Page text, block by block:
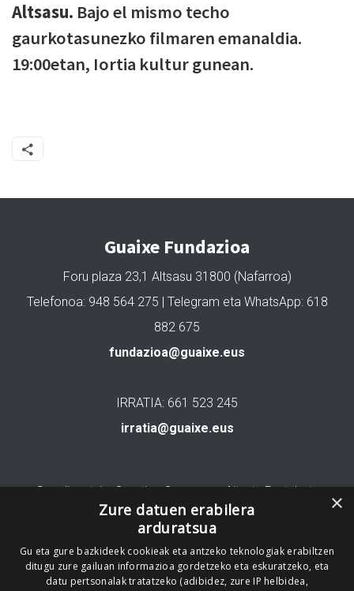
Altsasu. Bajo el mismo techo
gaurkotasunezko filmaren emanaldia.
19:00etan, Iortia kultur gunean.
Guaixe Fundazioa
Foru plaza 23,1 Altsasu 31800 (Nafarroa)
Telefonoa: 948 564 275 | Telegram eta WhatsApp: 618
882 675
fundazioa@guaixe.eus
IRRATIA: 661 523 245
irratia@guaixe.eus
Gure lizentzia: Creative Commons Aitortu Partekatu
Codesyntaxek garatua
×
Zure datuen erabilera
arduratsua
Gu eta gure bazkideek cookieak eta antzeko teknologiak erabiltzen
ditugu zure gailuan informazioa gordetzeko eta eskuratzeko, eta
datu pertsonalak tratatzeko (adibidez, zure IP helbidea,